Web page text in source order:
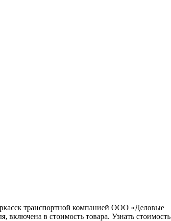
транспортной компанией ООО «Деловые
включена в стоимость товара. Узнать стоимость